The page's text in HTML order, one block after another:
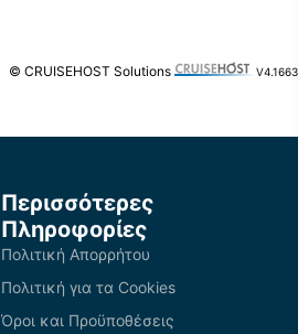
© CRUISEHOST Solutions V4.1663
Περισσότερες
Πληροφορίες
Πολιτική Απορρήτου
Πολιτική για τα Cookies
Όροι και Προϋποθέσεις